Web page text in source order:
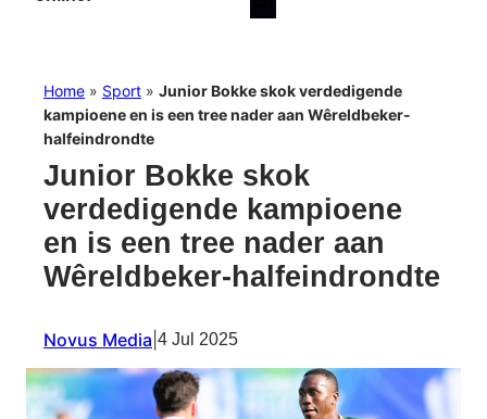
Home » Sport » Junior Bokke skok verdedigende
kampioene en is een tree nader aan Wêreldbeker-
halfeindrondte
Junior Bokke skok
verdedigende kampioene
en is een tree nader aan
Wêreldbeker-halfeindrondte
Novus Media 4 Jul 2025